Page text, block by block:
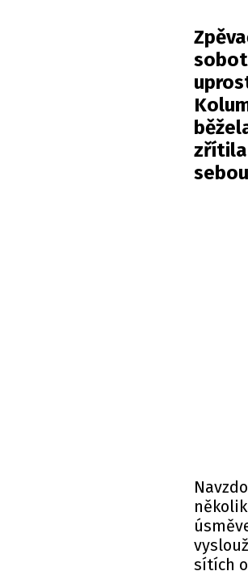
zřítila
sítích